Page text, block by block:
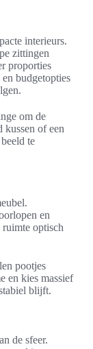
interieurs.
zittingen
proporties
budgetopties
om de
kussen of een
te
en
optisch
pootjes
en kies massief
blijft.
de sfeer.